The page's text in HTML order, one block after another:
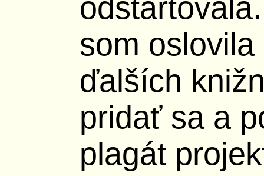
som
ďalších
pridať sa a
plagát